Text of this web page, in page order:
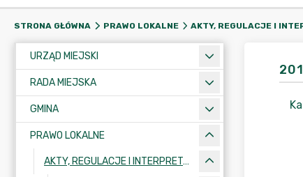
STRONA GŁÓWNA PRAWO LOKALNE AKTY, REGULACJE I
URZĄD MIEJSKI
RADA MIEJSKA
GMINA
PRAWO LOKALNE
AKTY, REGULACJE I INTERPRETACJE